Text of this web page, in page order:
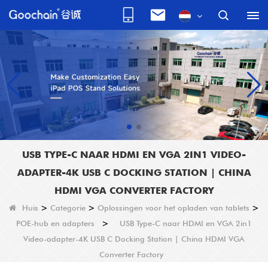
USB TYPE-C NAAR HDMI EN VGA 2IN1 VIDEO-
ADAPTER-4K USB C DOCKING STATION | CHINA
HDMI VGA CONVERTER FACTORY
Huis > Categorie > Oplossingen voor het opladen van tablets >
POE-hub en adapters >
USB Type-C naar HDMI en VGA 2in1
Video-adapter-4K USB C Docking Station | China HDMI VGA
Converter Factory